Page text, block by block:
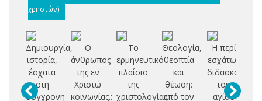
χρηστών)
Δημιουργία,
ιστορία,
έσχατα
στη
σύγχρονη
Ο
άνθρωπος
της εν
Χριστώ
κοινωνίας.:
Το
ερμηνευτικό
πλαίσιο
της
χριστολογίας
Θεολογία,
θεοπτία
και
θέωση:
από τον
Η περί
εσχάτων
διδασκαλία
του
αγίου